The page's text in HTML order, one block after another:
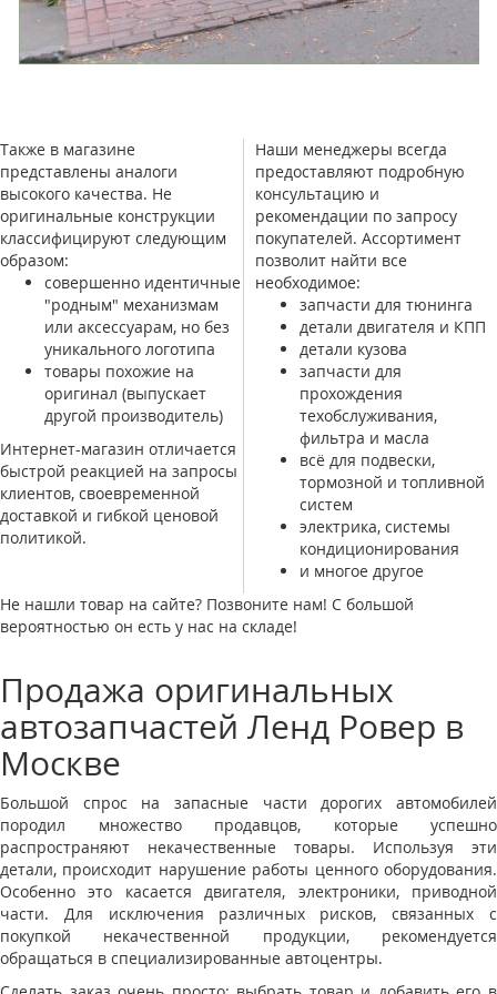
Также в магазине
представлены аналоги
высокого качества. Не
оригинальные конструкции
классифицируют следующим
образом:
совершенно идентичные
"родным" механизмам
или аксессуарам, но без
уникального логотипа
товары похожие на
оригинал (выпускает
другой производитель)
Интернет-магазин отличается
быстрой реакцией на запросы
клиентов, своевременной
доставкой и гибкой ценовой
политикой.
Наши менеджеры всегда
предоставляют подробную
консультацию и
рекомендации по запросу
покупателей. Ассортимент
позволит найти все
необходимое:
запчасти для тюнинга
детали двигателя и КПП
детали кузова
запчасти для
прохождения
техобслуживания,
фильтра и масла
всё для подвески,
тормозной и топливной
систем
электрика, системы
кондиционирования
и многое другое
Не нашли товар на сайте? Позвоните нам! С большой
вероятностью он есть у нас на складе!
Продажа оригинальных
автозапчастей Ленд Ровер в
Москве
Большой спрос на запасные части дорогих автомобилей
породил множество продавцов, которые успешно
распространяют некачественные товары. Используя эти
детали, происходит нарушение работы ценного оборудования.
Особенно это касается двигателя, электроники, приводной
части. Для исключения различных рисков, связанных с
покупкой некачественной продукции, рекомендуется
обращаться в специализированные автоцентры.